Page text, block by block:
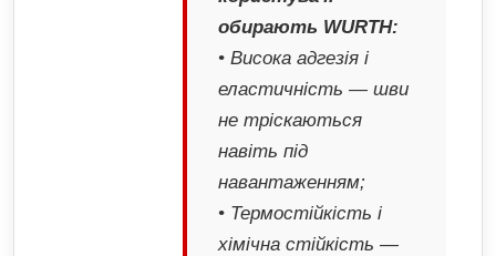
обирають WURTH:
• Висока адгезія і
еластичність — шви
не тріскаються
навіть під
навантаженням;
• Термостійкість і
хімічна стійкість —